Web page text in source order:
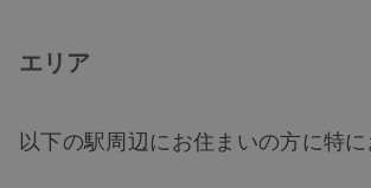
エリア
以下の駅周辺にお住まいの方に特